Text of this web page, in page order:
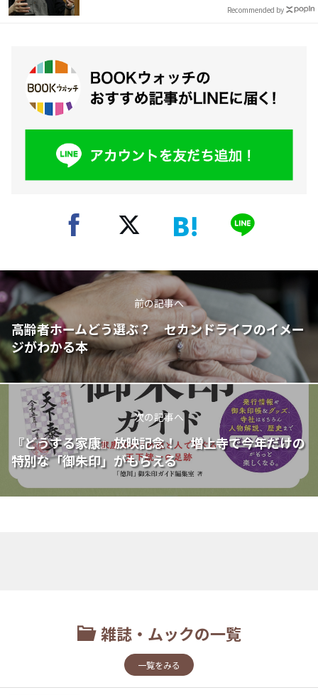
Recommended by
前の記事へ
高齢者ホームどう選ぶ？ セカンドライフのイメー
ジがわかる本
次の記事へ
『どうする家康』放映記念！ 増上寺で今年だけの
特別な「御朱印」がもらえる
雑誌・ムックの一覧
一覧をみる